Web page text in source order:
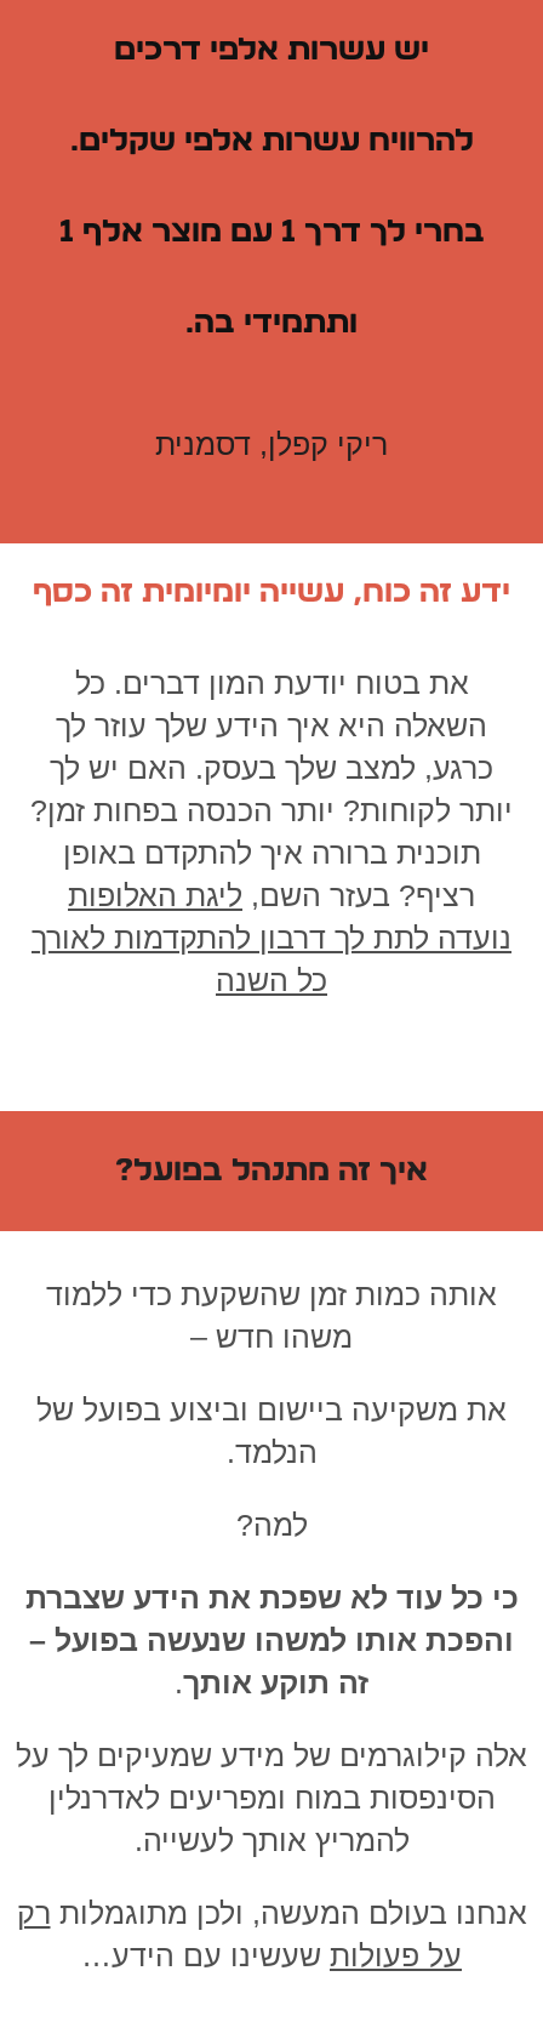
יש עשרות אלפי דרכים
להרוויח עשרות אלפי שקלים.
בחרי לך דרך 1 עם מוצר אלף 1
ותתמידי בה.
ריקי קפלן, דסמנית
ידע זה כוח, עשייה יומיומית זה כסף
את בטוח יודעת המון דברים. כל
השאלה היא איך הידע שלך עוזר לך
כרגע, למצב שלך בעסק. האם יש לך
יותר לקוחות? יותר הכנסה בפחות זמן?
תוכנית ברורה איך להתקדם באופן
רציף? בעזר השם, ליגת האלופות
נועדה לתת לך דרבון להתקדמות לאורך
כל השנה
איך זה מתנהל בפועל?
אותה כמות זמן שהשקעת כדי ללמוד
משהו חדש –
את משקיעה ביישום וביצוע בפועל של
הנלמד.
למה?
כי כל עוד לא שפכת את הידע שצברת
והפכת אותו למשהו שנעשה בפועל –
זה תוקע אותך.
אלה קילוגרמים של מידע שמעיקים לך על
הסינפסות במוח ומפריעים לאדרנלין
להמריץ אותך לעשייה.
אנחנו בעולם המעשה, ולכן מתוגמלות רק
על פעולות שעשינו עם הידע…